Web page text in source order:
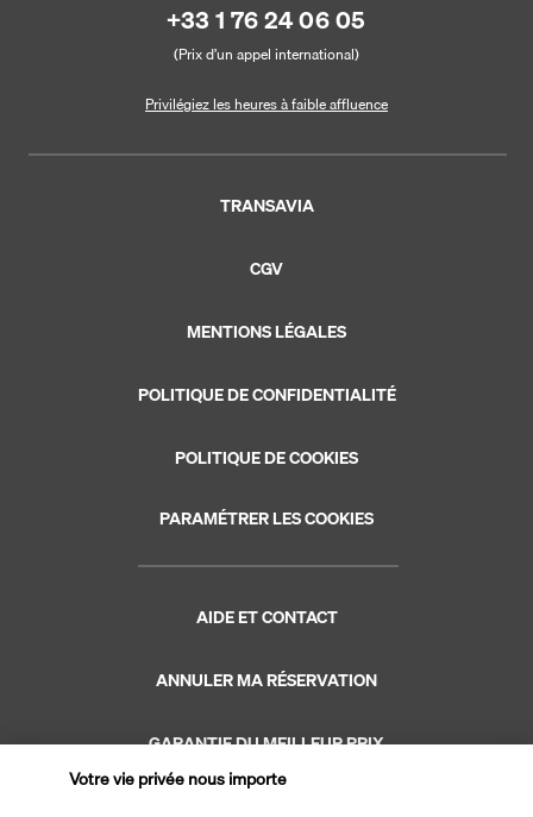
+33 1 76 24 06 05
(Prix d’un appel international)
Privilégiez les heures à faible affluence
TRANSAVIA
CGV
MENTIONS LÉGALES
POLITIQUE DE CONFIDENTIALITÉ
POLITIQUE DE COOKIES
PARAMÉTRER LES COOKIES
AIDE ET CONTACT
ANNULER MA RÉSERVATION
GARANTIE DU MEILLEUR PRIX
Votre vie privée nous importe